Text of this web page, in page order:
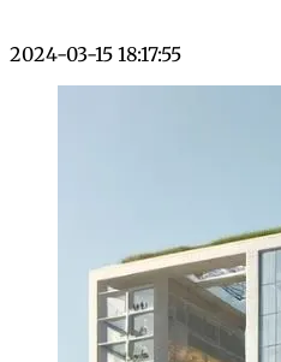
2024-03-15 18:17:55